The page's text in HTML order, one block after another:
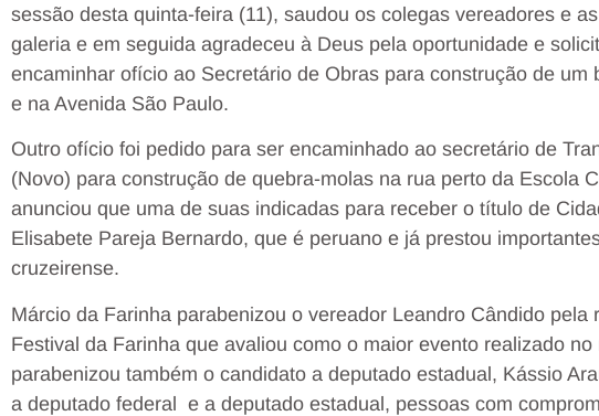
sessão desta quinta-feira (11), saudou os colegas vereadores e
galeria e em seguida agradeceu à Deus pela oportunidade e
encaminhar ofício ao Secretário de Obras para construção de um
e na Avenida São Paulo.
Outro ofício foi pedido para ser encaminhado ao secretário de
(Novo) para construção de quebra-molas na rua perto da Escola
anunciou que uma de suas indicadas para receber o título de
Elisabete Pareja Bernardo, que é peruano e já prestou
cruzeirense.
Márcio da Farinha parabenizou o vereador Leandro Cândido pela
Festival da Farinha que avaliou como o maior evento realizado
parabenizou também o candidato a deputado estadual, Kássio
a deputado federal e a deputado estadual, pessoas com